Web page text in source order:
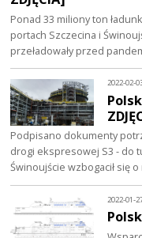
Ponad 33 miliony ton
portach Szczecina i
przeładowały przed
2022-02-
Podpisano dokumenty
drogi ekspresowej S3 - do
Świnoujście wzbogacił się
2022-01-